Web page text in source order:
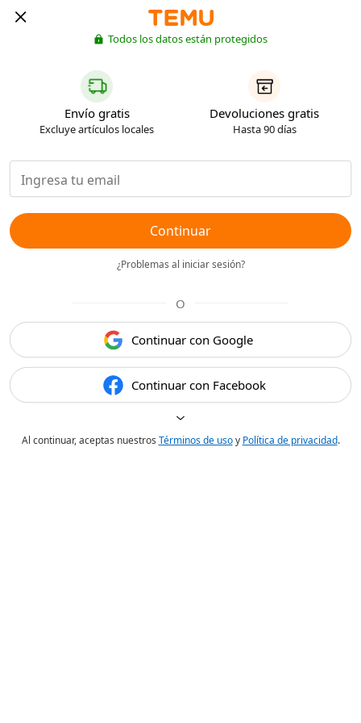
Todos los datos están protegidos
Envío gratis
Excluye artículos locales
Devoluciones gratis
Hasta 90 días
Continuar
¿Problemas al iniciar sesión?
O
Continuar con Google
Continuar con Facebook
Al continuar, aceptas nuestros Términos de usoy Política de privacidad.